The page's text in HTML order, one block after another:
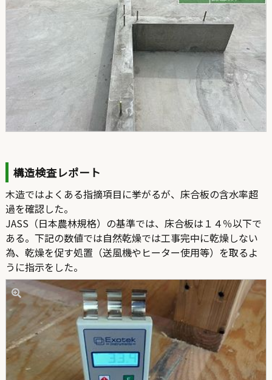
構造検査レポート
木造ではよくある指摘項目に挙がるが、床合板の含水率超
過を確認した。
JASS（日本農林規格）の基準では、床合板は１４％以下で
ある。下記の数値では自然乾燥では工事完中に乾燥しない
為、乾燥を促す処置（送風機やヒーター使用等）を取るよ
うに指示をした。